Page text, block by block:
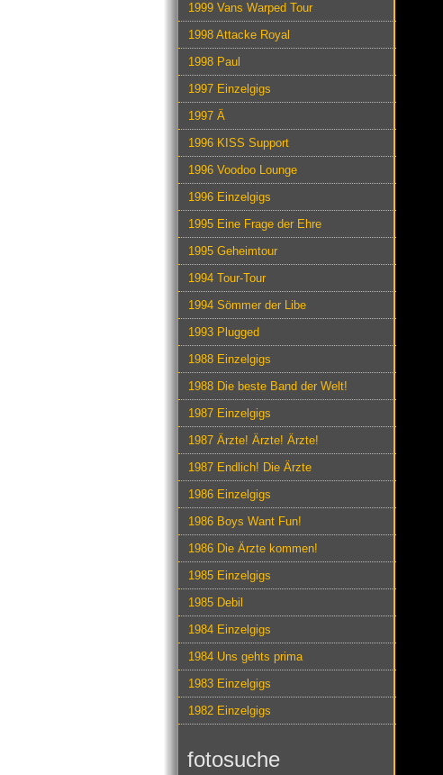
1999 Vans Warped Tour
1998 Attacke Royal
1998 Paul
1997 Einzelgigs
1997 Ä
1996 KISS Support
1996 Voodoo Lounge
1996 Einzelgigs
1995 Eine Frage der Ehre
1995 Geheimtour
1994 Tour-Tour
1994 Sömmer der Libe
1993 Plugged
1988 Einzelgigs
1988 Die beste Band der Welt!
1987 Einzelgigs
1987 Ärzte! Ärzte! Ärzte!
1987 Endlich! Die Ärzte
1986 Einzelgigs
1986 Boys Want Fun!
1986 Die Ärzte kommen!
1985 Einzelgigs
1985 Debil
1984 Einzelgigs
1984 Uns gehts prima
1983 Einzelgigs
1982 Einzelgigs
fotosuche